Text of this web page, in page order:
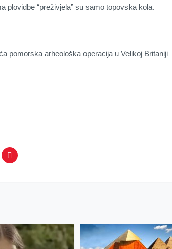
plovidbe “preživjela” su samo topovska kola.
pomorska arheološka operacija u Velikoj Britaniji